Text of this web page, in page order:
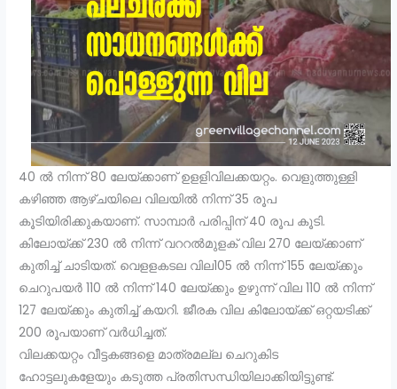
40 ൽ നിന്ന് 80 ലേയ്ക്കാണ് ഉളളിവിലക്കയറ്റം. വെളുത്തുള്ളി
കഴിഞ്ഞ ആഴ്ചയിലെ വിലയിൽ നിന്ന് 35 രൂപ
കൂടിയിരിക്കുകയാണ്. സാമ്പാർ പരിപ്പിന് 40 രൂപ കൂടി.
കിലോയ്ക്ക് 230 ൽ നിന്ന് വററൽമുളക് വില 270 ലേയ്ക്കാണ്
കുതിച്ച് ചാടിയത്. വെളളകടല വില105 ൽ നിന്ന് 155 ലേയ്ക്കും
ചെറുപയർ 110 ൽ നിന്ന് 140 ലേയ്ക്കും ഉഴുന്ന് വില 110 ൽ നിന്ന്
127 ലേയ്ക്കും കുതിച്ച് കയറി. ജീരക വില കിലോയ്ക്ക് ഒറ്റയടിക്ക്
200 രൂപയാണ് വർധിച്ചത്.
വിലക്കയറ്റം വീട്ടകങ്ങളെ മാത്രമല്ല ചെറുകിട
ഹോട്ടലുകളേയും കടുത്ത പ്രതിസന്ധിയിലാക്കിയിട്ടുണ്ട്.